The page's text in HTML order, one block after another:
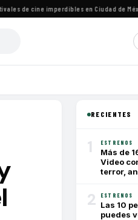
de cine imperdibles en Ciudad de México
RECIENTES
1 ESTRENOS
Más de
Video
terror,
2 ESTRENOS
Las 10
puedes